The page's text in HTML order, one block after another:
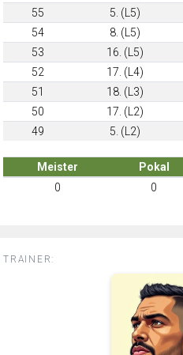
55
5. (L5)
54
8. (L5)
53
16. (L5)
52
17. (L4)
51
18. (L3)
50
17. (L2)
49
5. (L2)
Meister Pokal
0
0
TRAINER: